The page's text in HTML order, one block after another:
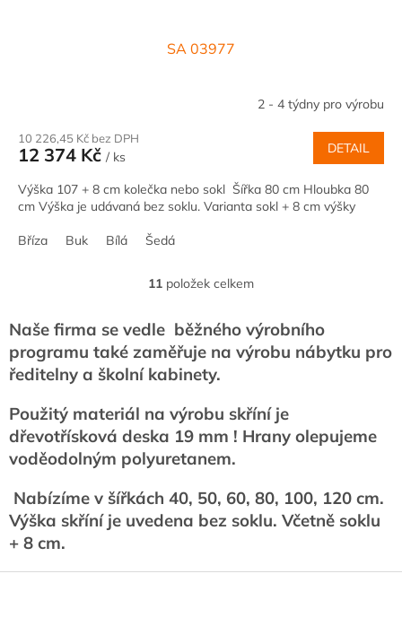
SA 03977
2 - 4 týdny pro výrobu
10 226,45 Kč bez DPH
12 374 Kč / ks
DETAIL
Výška 107 + 8 cm kolečka nebo sokl Šířka 80 cm Hloubka 80
cm Výška je udávaná bez soklu. Varianta sokl + 8 cm výšky
Bříza Buk Bílá Šedá
O
l
á
d
a
í
p
r
v
y
v
ý
11 položek celkem
Naše firma se vedle běžného výrobního
programu také zaměřuje na výrobu nábytku pro
ředitelny a školní kabinety.
Použitý materiál na výrobu skříní je
dřevotřísková deska 19 mm ! Hrany olepujeme
voděodolným polyuretanem.
Nabízíme v šířkách 40, 50, 60, 80, 100, 120 cm.
Výška skříní je uvedena bez soklu. Včetně soklu
+ 8 cm.
Z